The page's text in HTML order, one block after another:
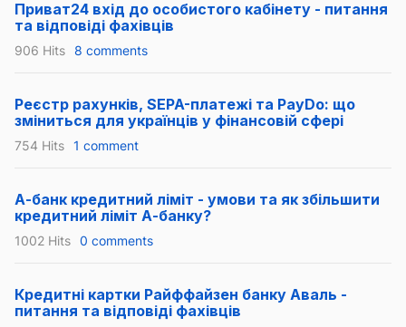
Приват24 вхід до особистого кабінету - питання
та відповіді фахівців
906 Hits 8 comments
Реєстр рахунків, SEPA-платежі та PayDo: що
зміниться для українців у фінансовій сфері
754 Hits 1 comment
А-банк кредитний ліміт - умови та як збільшити
кредитний ліміт А-банку?
1002 Hits 0 comments
Кредитні картки Райффайзен банку Аваль -
питання та відповіді фахівців